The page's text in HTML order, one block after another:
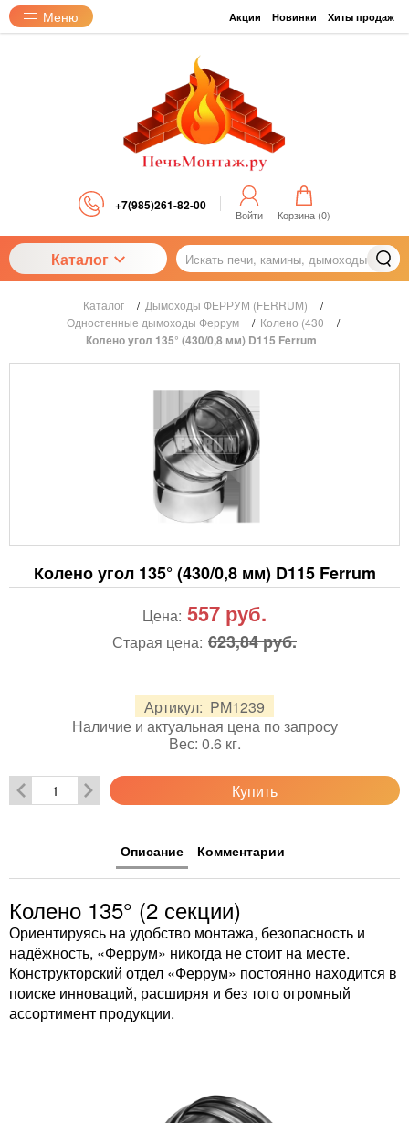
Меню Акции Новинки Хиты продаж
+7(985)261-82-00
Войти Корзина (0)
Каталог
Каталог / Дымоходы ФЕРРУМ (FERRUM)
/
Одностенные дымоходы Феррум
/ Колено (430 /
Колено угол 135° (430/0,8 мм) D115 Ferrum
Колено угол 135° (430/0,8 мм) D115 Ferrum
Артикул: PM1239
Наличие и актуальная цена по запросу
Вес: 0.6 кг.
Цена: 557 руб.
Старая цена: 623,84 руб.
Купить
Описание Комментарии
Колено 135° (2 секции)
Ориентируясь на удобство монтажа, безопасность и
надёжность, «Феррум» никогда не стоит на месте.
Конструкторский отдел «Феррум» постоянно находится в
поиске инноваций, расширяя и без того огромный
ассортимент продукции.